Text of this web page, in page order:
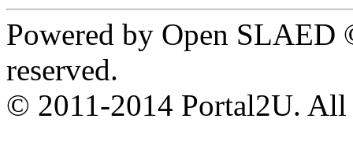
Powered by Open
reserved.
© 2011-2014 Portal2U. All